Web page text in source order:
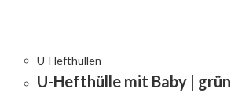
U-Hefthüllen
U-Hefthülle mit Baby | grün